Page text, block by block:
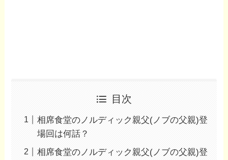
目次
相席食堂のノルディック親父(ノブの父親)登
場回は何話？
相席食堂のノルディック親父(ノブの父親)登